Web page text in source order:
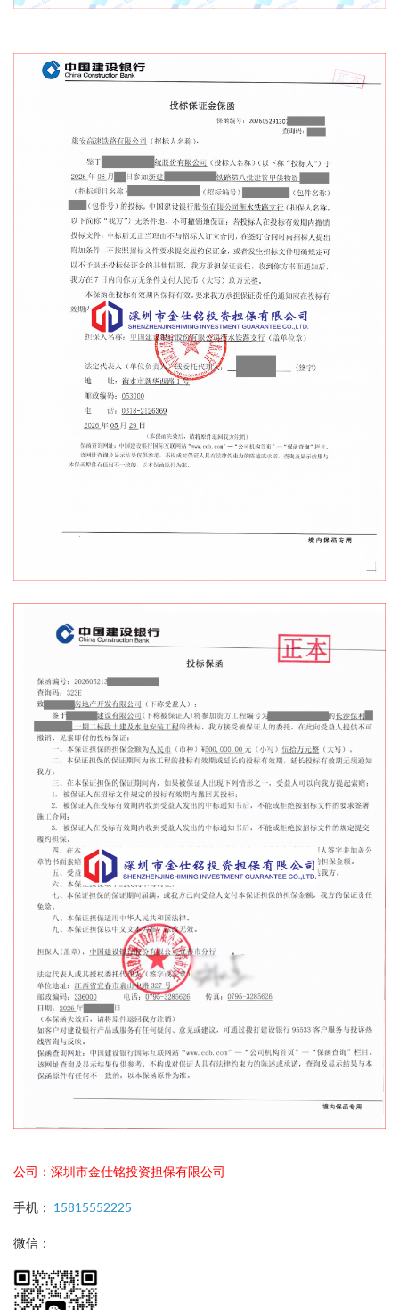
公司：深圳市金仕铭投资担保有限公司
手机： 15815552225
微信：